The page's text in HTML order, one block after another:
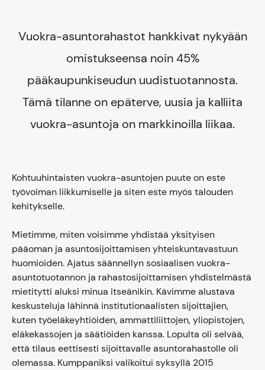
Vuokra-asuntorahastot hankkivat nykyään
omistukseensa noin 45%
pääkaupunkiseudun uudistuotannosta.
Tämä tilanne on epäterve, uusia ja kalliita
vuokra-asuntoja on markkinoilla liikaa.
Kohtuuhintaisten vuokra-asuntojen puute on este
työvoiman liikkumiselle ja siten este myös talouden
kehitykselle.
Mietimme, miten voisimme yhdistää yksityisen
pääoman ja asuntosijoittamisen yhteiskuntavastuun
huomioiden. Ajatus säännellyn sosiaalisen vuokra-
asuntotuotannon ja rahastosijoittamisen yhdistelmästä
mietitytti aluksi minua itseänikin. Kävimme alustava
keskusteluja lähinnä institutionaalisten sijoittajien,
kuten työeläkeyhtiöiden, ammattiliittojen, yliopistojen,
eläkekassojen ja säätiöiden kanssa. Lopulta oli selvää,
että tilaus eettisesti sijoittavalle asuntorahastolle oli
olemassa. Kumppaniksi valikoitui syksyllä 2015